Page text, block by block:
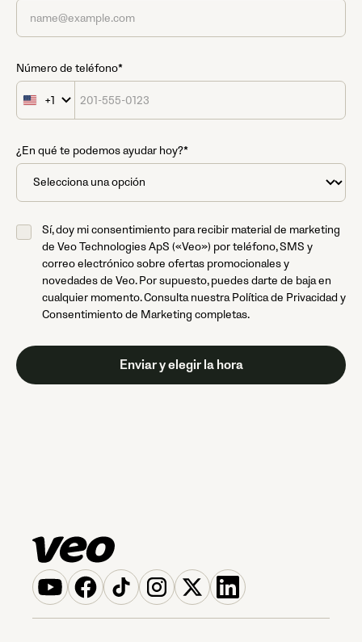
Número de teléfono*
United
States
+1
¿En qué te podemos ayudar hoy?*
Sí, doy mi consentimiento para recibir material de marketing
de Veo Technologies ApS («Veo») por teléfono, SMS y
correo electrónico sobre ofertas promocionales y
novedades de Veo. Por supuesto, puedes darte de baja en
cualquier momento. Consulta nuestra Política de Privacidad y
Consentimiento de Marketing completas.